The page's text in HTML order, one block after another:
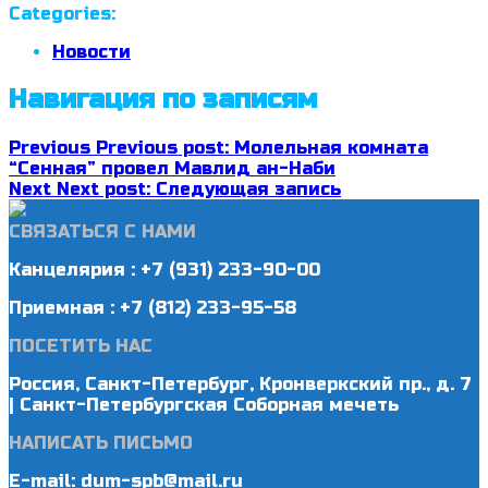
Categories:
Новости
Навигация по записям
Previous Previous post: Молельная комната
“Сенная” провел Мавлид ан-Наби
Next Next post: Следующая запись
СВЯЗАТЬСЯ С НАМИ
Канцелярия : +7 (931) 233-90-00
Приемная : +7 (812) 233-95-58
ПОСЕТИТЬ НАС
Россия, Санкт-Петербург, Кронверкский пр., д. 7
| Санкт-Петербургская Соборная мечеть
НАПИСАТЬ ПИСЬМО
E-mail: dum-spb@mail.ru